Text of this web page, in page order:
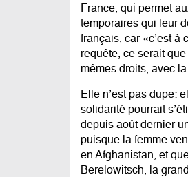
France, qui permet
temporaires qui leur
français, car «c’est
requête, ce serait
mêmes droits, avec
Elle n’est pas dupe:
solidarité pourrait
depuis août dernier
puisque la femme
en Afghanistan, et
Berelowitsch, la